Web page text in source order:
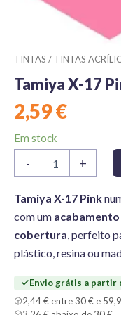
TINTAS / TINTAS
Tamiya X-17
2,59€
Em stock
-
X-
10
ml
+
Tamiya X-17 Pink
com um
cobertura, perfeito
plástico, resina ou
Envio grátis a partir
2,44 € entre 30 € e